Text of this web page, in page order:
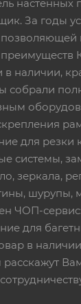
За
наличии,
для
зеркала,
шурупы,
ЧОП-
для
в